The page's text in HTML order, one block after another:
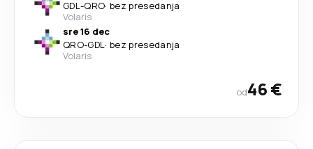
GDL-QRO· bez presedanja
Volaris
sre 16 dec
QRO-GDL· bez presedanja
Volaris
od46 €